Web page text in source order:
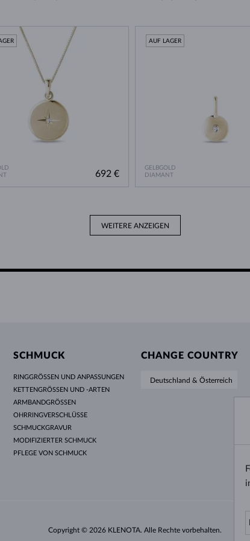
692 €
GELBGOLD
DIAMANT
AUF LAGER
WEITERE ANZEIGEN
SCHMUCK
RINGGRÖSSEN UND ANPASSUNGEN
KETTENGRÖSSEN UND -ARTEN
ARMBANDGRÖSSEN
OHRRINGVERSCHLÜSSE
SCHMUCKGRAVUR
MODIFIZIERTER SCHMUCK
PFLEGE VON SCHMUCK
CHANGE COUNTRY
Deutschland & Österreich
Copyright © 2026 KLENOTA. Alle Rechte vorbehalten.